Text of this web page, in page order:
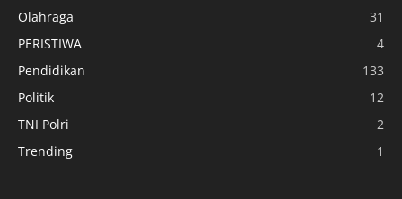
Olahraga
31
PERISTIWA
4
Pendidikan
133
Politik
12
TNI Polri
2
Trending
1